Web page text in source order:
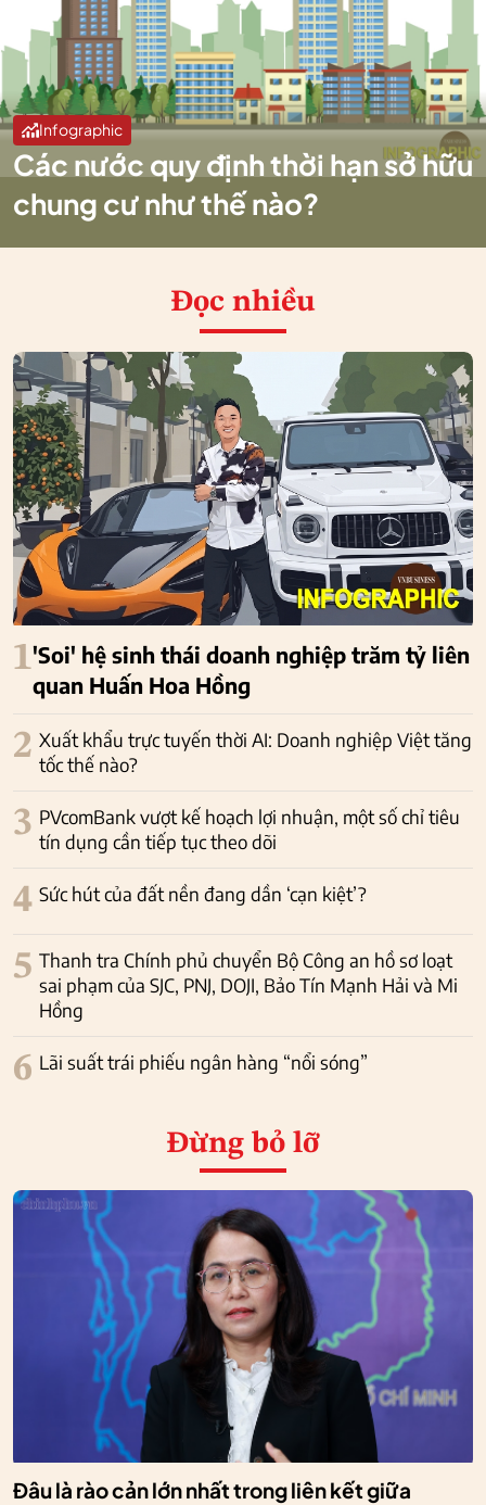
Infographic
Các nước quy định thời hạn sở hữu
chung cư như thế nào?
Đọc nhiều
1'Soi' hệ sinh thái doanh nghiệp trăm tỷ liên
quan Huấn Hoa Hồng
2 Xuất khẩu trực tuyến thời AI: Doanh nghiệp Việt tăng
tốc thế nào?
3 PVcomBank vượt kế hoạch lợi nhuận, một số chỉ tiêu
tín dụng cần tiếp tục theo dõi
4 Sức hút của đất nền đang dần ‘cạn kiệt’?
5 Thanh tra Chính phủ chuyển Bộ Công an hồ sơ loạt
sai phạm của SJC, PNJ, DOJI, Bảo Tín Mạnh Hải và Mi
Hồng
6 Lãi suất trái phiếu ngân hàng “nổi sóng”
Đừng bỏ lỡ
Đâu là rào cản lớn nhất trong liên kết giữa